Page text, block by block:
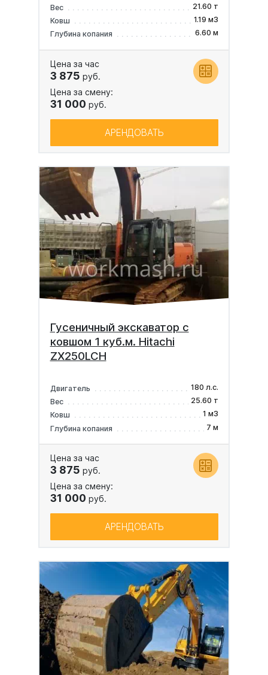
Вес
21.60 т
Ковш
1.19 м3
Глубина копания
6.60 м
Цена за час
3 875 руб.
Цена за смену:
31 000 руб.
АРЕНДОВАТЬ
Гусеничный экскаватор с
ковшом 1 куб.м. Hitachi
ZX250LCH
Двигатель
180 л.с.
Вес
25.60 т
Ковш
1 м3
Глубина копания
7 м
Цена за час
3 875 руб.
Цена за смену:
31 000 руб.
АРЕНДОВАТЬ